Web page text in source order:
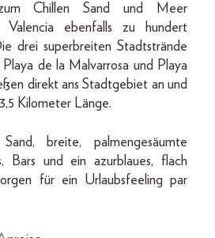
Chillen Sand und Meer
ebenfalls zu hundert
drei superbreiten Stadtstrände
Playa de la Malvarrosa und Playa
direkt ans Stadtgebiet an und
Kilometer Länge.
breite, palmengesäumte
Bars und ein azurblaues, flach
für ein Urlaubsfeeling par